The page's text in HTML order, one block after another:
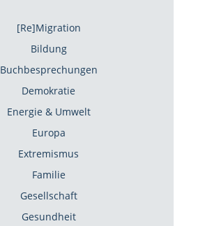
[Re]Migration
Bildung
Buchbesprechungen
Demokratie
Energie & Umwelt
Europa
Extremismus
Familie
Gesellschaft
Gesundheit